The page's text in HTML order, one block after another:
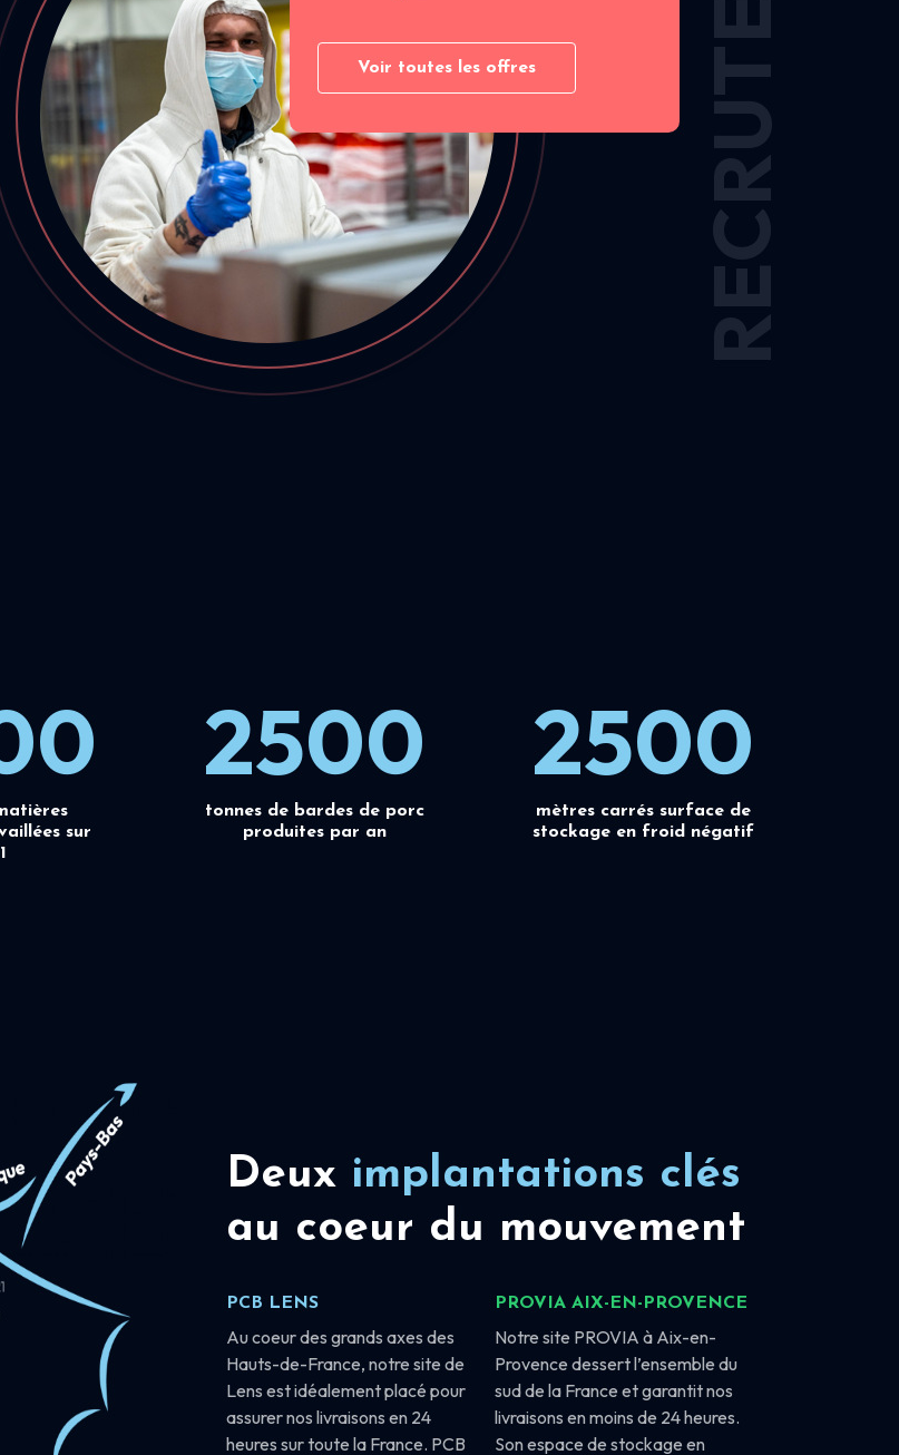
Voir toutes les offres
sur
2500
tonnes de bardes de porc
produites par an
2500
mètres carrés surface de
stockage en froid négatif
Deux implantations clés
au coeur du mouvement
PCB LENS
Au coeur des grands axes des
Hauts-de-France, notre site de
Lens est idéalement placé pour
assurer nos livraisons en 24
heures sur toute la France. PCB
PROVIA AIX-EN-PROVENCE
Notre site PROVIA à Aix-en-
Provence dessert l’ensemble du
sud de la France et garantit nos
livraisons en moins de 24 heures.
Son espace de stockage en